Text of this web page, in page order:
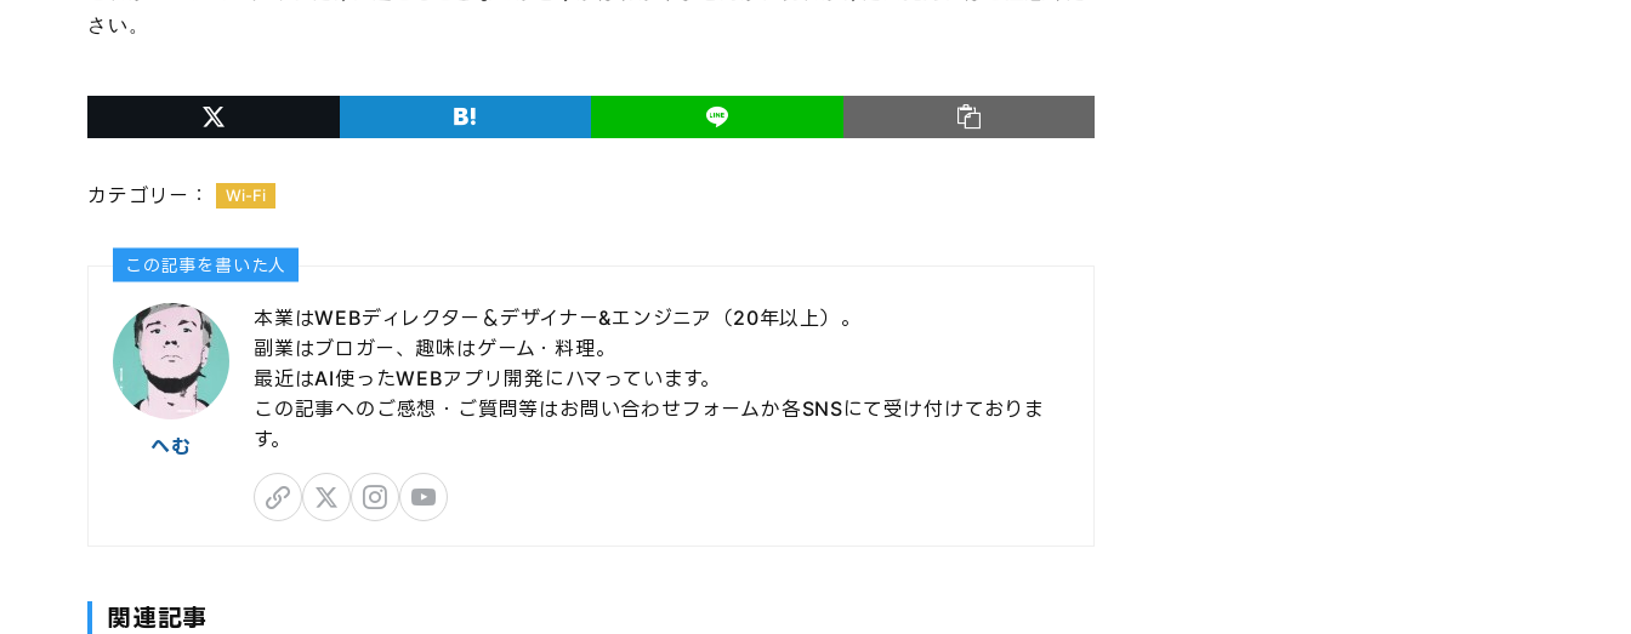
さい。
カテゴリー： Wi-Fi
この記事を書いた人
へむ
本業はWEBディレクター＆デザイナー&エンジニア（20年以上）。
副業はブロガー、趣味はゲーム・料理。
最近はAI使ったWEBアプリ開発にハマっています。
この記事へのご感想・ご質問等はお問い合わせフォームか各SNSにて受け付けておりま
す。
関連記事